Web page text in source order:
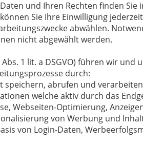
und Ihren Rechten finden Sie
Sie Ihre Einwilligung jederzeit
abwählen.
nicht abgewählt werden.
1 lit. a DSGVO) führen wir und
durch:
speichern, abrufen und
welche aktiv durch das
Webseiten-Optimierung,
von Werbung und
von Login-Daten,
wir an dieser Stelle zur
nach dem Absenden
GmbH weitergeleitet.